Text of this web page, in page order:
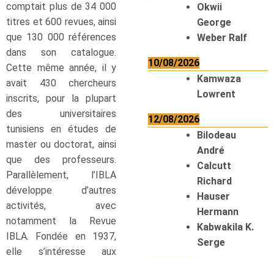
comptait plus de 34 000
titres et 600 revues, ainsi
que 130 000 références
dans son catalogue.
Cette même année, il y
avait 430 chercheurs
inscrits, pour la plupart
des universitaires
tunisiens en études de
master ou doctorat, ainsi
que des professeurs.
Parallèlement, l’IBLA
développe d’autres
activités, avec
notamment la Revue
IBLA. Fondée en 1937,
elle s’intéresse aux
Okwii
George
Weber Ralf
10/08/2026
Kamwaza
Lowrent
12/08/2026
Bilodeau
André
Calcutt
Richard
Hauser
Hermann
Kabwakila K.
Serge